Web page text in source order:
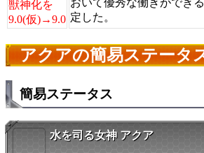
獣神化を
9.0(仮)→9.0 定した。
アクアの簡易ステータ
簡易ステータス
水を司る女神 アクア